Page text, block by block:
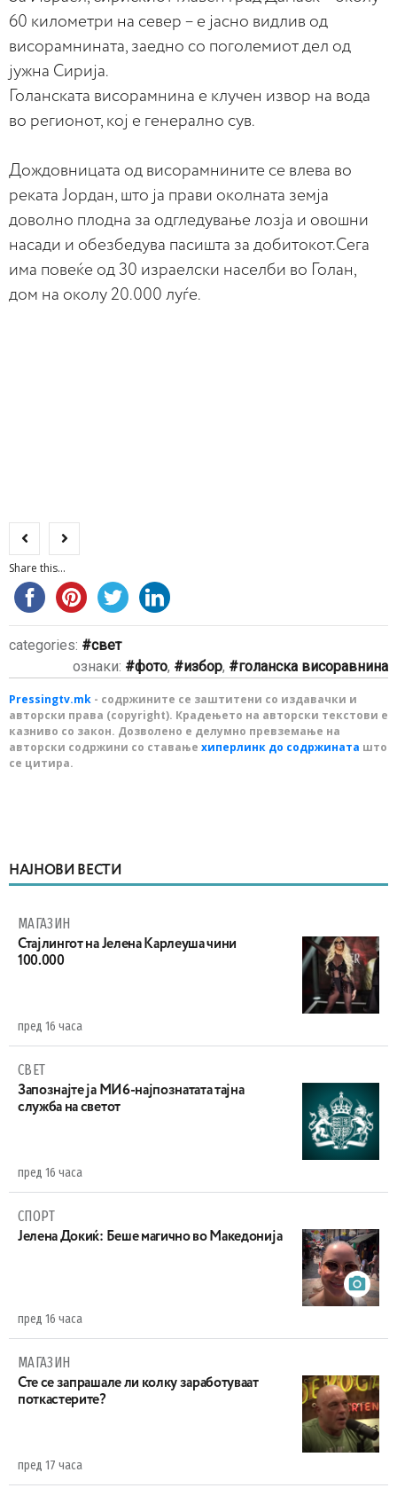
60 километри на север – е јасно видлив од
висорамнината, заедно со поголемиот дел од
јужна Сирија.
Голанската висорамнина е клучен извор на вода
во регионот, кој е генерално сув.
Дождовницата од висорамнините се влева во
реката Јордан, што ја прави околната земја
доволно плодна за одгледување лозја и овошни
насади и обезбедува пасишта за добитокот.Сега
има повеќе од 30 израелски населби во Голан,
дом на околу 20.000 луѓе.
Share this...
categories:
свет
ознаки:
фото, избор, голанска висоравнина
Pressingtv.mk - содржините се заштитени со издавачки и
авторски права (copyright). Крадењето на авторски текстови е
казниво со закон. Дозволено е делумно превземање на
авторски содржини со ставање хиперлинк до содржината што
се цитира.
НАЈНОВИ ВЕСТИ
МАГАЗИН
Стајлингот на Јелена Карлеуша чини
100.000
пред 16 часа
СВЕТ
Запознајте ја МИ6-најпознатата тајна
служба на светот
пред 16 часа
СПОРТ
Јелена Докиќ: Беше магично во Македонија
пред 16 часа
МАГАЗИН
Сте се запрашале ли колку заработуваат
поткастерите?
пред 17 часа